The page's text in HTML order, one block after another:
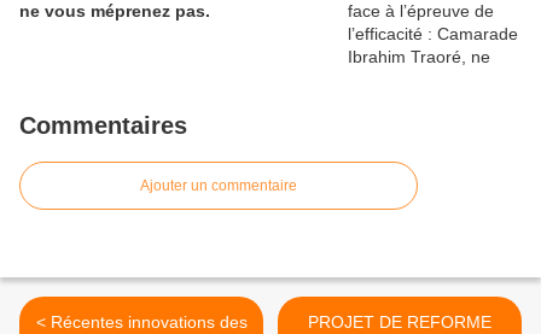
ne vous méprenez pas.
Commentaires
Ajouter un commentaire
< Récentes innovations des
PROJET DE REFORME